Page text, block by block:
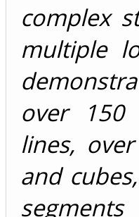
complex
multiple
over 150
lines,
and